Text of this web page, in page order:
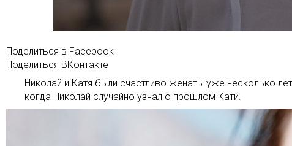
Поделиться в Facebook
Поделиться ВКонтакте
Николай и Катя были счастливо женаты уже несколько
когда Николай случайно узнал о прошлом Кати.